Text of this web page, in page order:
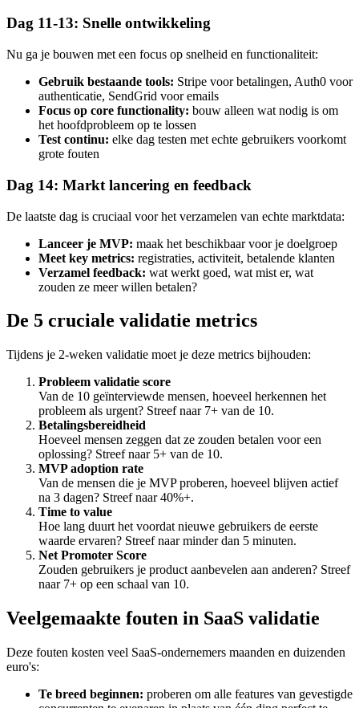
Dag 11-13: Snelle ontwikkeling
Nu ga je bouwen met een focus op snelheid en functionaliteit:
Gebruik bestaande tools: Stripe voor betalingen, Auth0 voor
authenticatie, SendGrid voor emails
Focus op core functionality: bouw alleen wat nodig is om
het hoofdprobleem op te lossen
Test continu: elke dag testen met echte gebruikers voorkomt
grote fouten
Dag 14: Markt lancering en feedback
De laatste dag is cruciaal voor het verzamelen van echte marktdata:
Lanceer je MVP: maak het beschikbaar voor je doelgroep
Meet key metrics: registraties, activiteit, betalende klanten
Verzamel feedback: wat werkt goed, wat mist er, wat
zouden ze meer willen betalen?
De 5 cruciale validatie metrics
Tijdens je 2-weken validatie moet je deze metrics bijhouden:
Probleem validatie score
Van de 10 geïnterviewde mensen, hoeveel herkennen het
probleem als urgent? Streef naar 7+ van de 10.
Betalingsbereidheid
Hoeveel mensen zeggen dat ze zouden betalen voor een
oplossing? Streef naar 5+ van de 10.
MVP adoption rate
Van de mensen die je MVP proberen, hoeveel blijven actief
na 3 dagen? Streef naar 40%+.
Time to value
Hoe lang duurt het voordat nieuwe gebruikers de eerste
waarde ervaren? Streef naar minder dan 5 minuten.
Net Promoter Score
Zouden gebruikers je product aanbevelen aan anderen? Streef
naar 7+ op een schaal van 10.
Veelgemaakte fouten in SaaS validatie
Deze fouten kosten veel SaaS-ondernemers maanden en duizenden
euro's:
Te breed beginnen: proberen om alle features van gevestigde